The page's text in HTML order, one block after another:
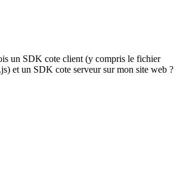
un SDK cote client (y compris le fichier
et un SDK cote serveur sur mon site web ?